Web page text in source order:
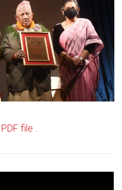
file .